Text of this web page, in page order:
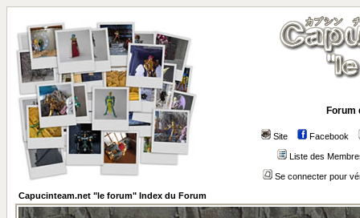
Forum
Site Facebook
Liste des
Se connecter pour
Capucinteam.net "le forum" Index du Forum